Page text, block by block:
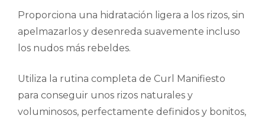
Proporciona una hidratación ligera a los rizos, sin
apelmazarlos y desenreda suavemente incluso
los nudos más rebeldes.
Utiliza la rutina completa de Curl Manifiesto
para conseguir unos rizos naturales y
voluminosos, perfectamente definidos y bonitos,